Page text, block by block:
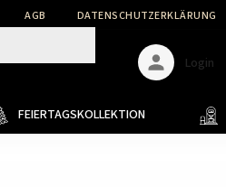
AGB DATENSCHUTZERKLÄRUNG
Login
FEIERTAGSKOLLEKTION